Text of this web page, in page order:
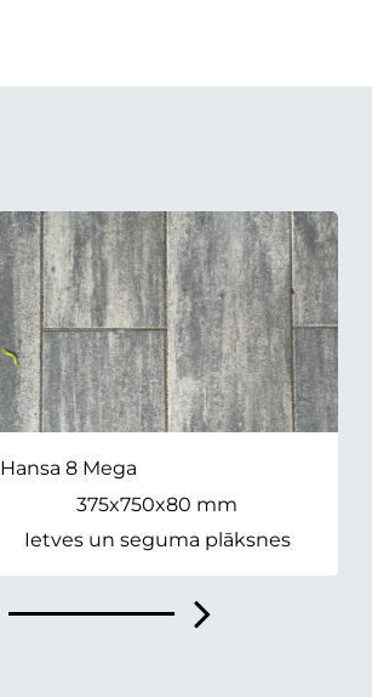
Hansa 8 Mega
375x750x80 mm
Ietves un seguma plāksnes